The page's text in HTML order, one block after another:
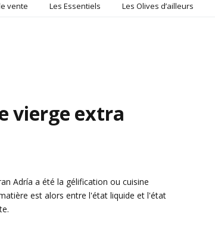
vente Les Essentiels Les Olives d’ailleurs
vierge extra
Adría a été la gélification ou cuisine
est alors entre l'état liquide et l'état